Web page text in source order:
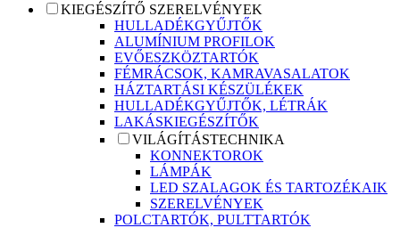
KIEGÉSZÍTŐ SZERELVÉNYEK
HULLADÉKGYŰJTŐK
ALUMÍNIUM PROFILOK
EVŐESZKÖZTARTÓK
FÉMRÁCSOK, KAMRAVASALATOK
HÁZTARTÁSI KÉSZÜLÉKEK
HULLADÉKGYŰJTŐK, LÉTRÁK
LAKÁSKIEGÉSZÍTŐK
VILÁGÍTÁSTECHNIKA
KONNEKTOROK
LÁMPÁK
LED SZALAGOK ÉS TARTOZÉKAIK
SZERELVÉNYEK
POLCTARTÓK, PULTTARTÓK